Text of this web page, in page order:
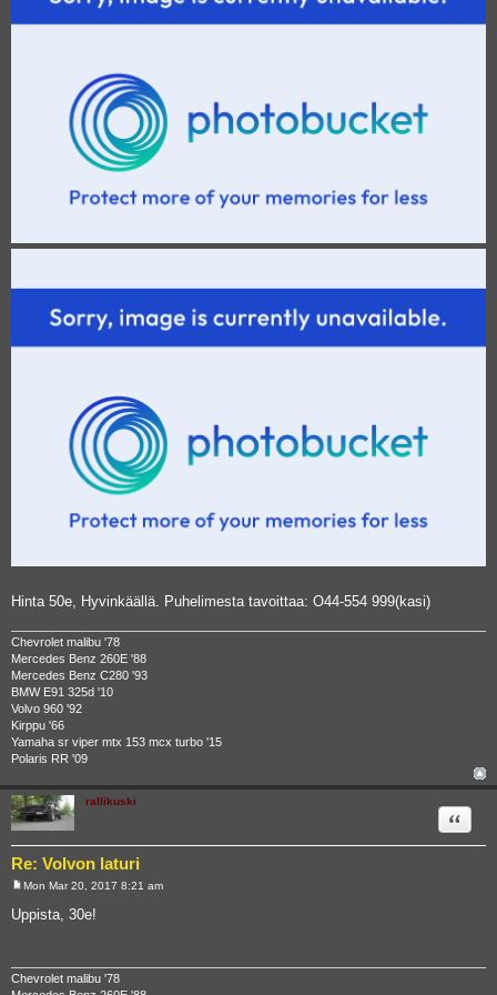
Hinta 50e, Hyvinkäällä. Puhelimesta tavoittaa: O44-554 999(kasi)
Chevrolet malibu '78
Mercedes Benz 260E '88
Mercedes Benz C280 '93
BMW E91 325d '10
Volvo 960 '92
Kirppu '66
Yamaha sr viper mtx 153 mcx turbo '15
Polaris RR '09
rallikuski
Re: Volvon laturi
Quote
s
Mon Mar 20, 2017 8:21 am
Uppista, 30e!
Chevrolet malibu '78